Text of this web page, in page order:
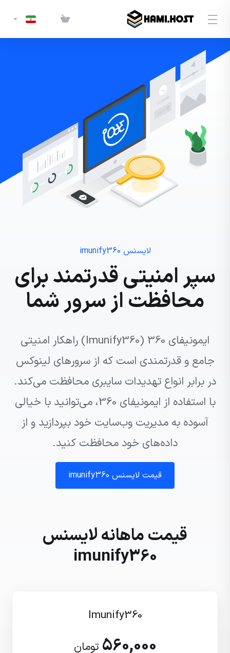
لایسنس imunify360
سپر امنیتی قدرتمند برای
محافظت از سرور شما
ایمونیفای 360 (Imunify360) راهکار امنیتی
جامع و قدرتمندی است که از سرورهای لینوکس
در برابر انواع تهدیدات سایبری محافظت می‌کند.
با استفاده از ایمونیفای 360، می‌توانید با خیالی
آسوده به مدیریت وب‌سایت خود بپردازید و از
داده‌های خود محافظت کنید.
قیمت لایسنس imunify360
قیمت ماهانه لایسنس
imunify360
Imunify360
560,000 تومان